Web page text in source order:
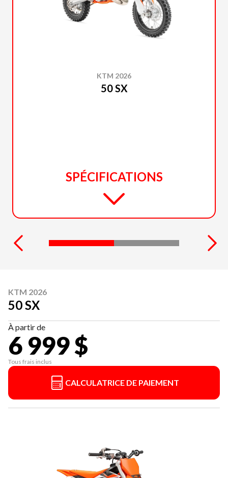
KTM 2026
50 SX
SPÉCIFICATIONS
KTM 2026
50 SX
À partir de
6 999 $
Tous frais inclus
CALCULATRICE DE PAIEMENT